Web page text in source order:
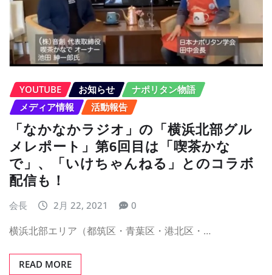
YOUTUBE お知らせ
ナポリタン物語
メディア情報
活動報告
「なかなかラジオ」の「横浜北部グル
メレポート」第6回目は「喫茶かな
で」、「いけちゃんねる」とのコラボ
配信も！
会長 2月 22, 2021 0
横浜北部エリア（都筑区・青葉区・港北区・…
READ MORE